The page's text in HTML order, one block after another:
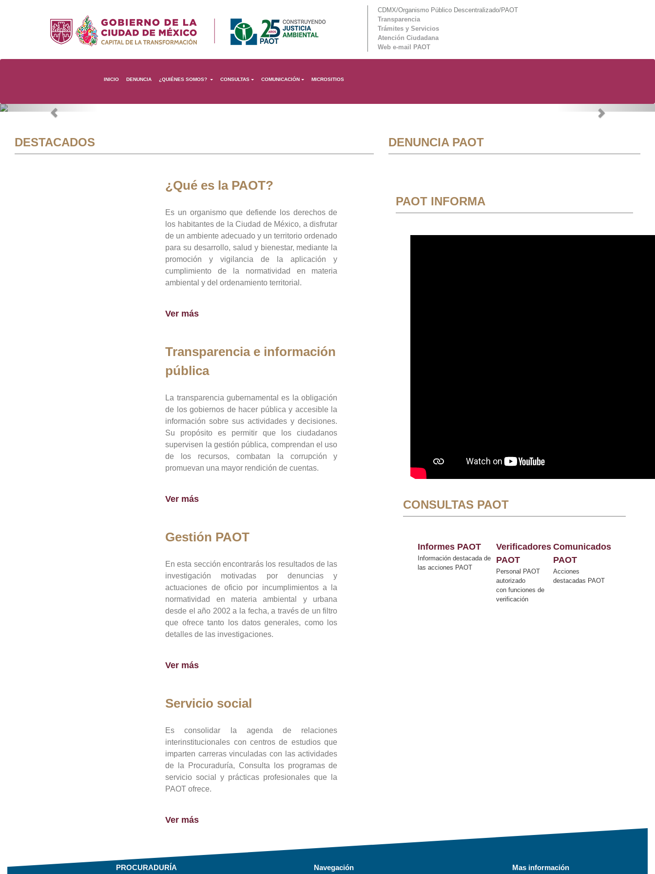
CDMX/Organismo Público Descentralizado/PAOT
Transparencia
Trámites y Servicios
Atención Ciudadana
Web e-mail PAOT
INICIO DENUNCIA ¿QUIÉNES SOMOS? CONSULTAS COMUNICACIÓN MICROSITIOS
Previous Next
DESTACADOS
¿Qué es la PAOT?
Es un organismo que defiende los derechos de
los habitantes de la Ciudad de México, a disfrutar
de un ambiente adecuado y un territorio ordenado
para su desarrollo, salud y bienestar, mediante la
promoción y vigilancia de la aplicación y
cumplimiento de la normatividad en materia
ambiental y del ordenamiento territorial.
Ver más
Transparencia e información
pública
La transparencia gubernamental es la obligación
de los gobiernos de hacer pública y accesible la
información sobre sus actividades y decisiones.
Su propósito es permitir que los ciudadanos
supervisen la gestión pública, comprendan el uso
de los recursos, combatan la corrupción y
promuevan una mayor rendición de cuentas.
Ver más
Gestión PAOT
En esta sección encontrarás los resultados de las
investigación motivadas por denuncias y
actuaciones de oficio por incumplimientos a la
normatividad en materia ambiental y urbana
desde el año 2002 a la fecha, a través de un filtro
que ofrece tanto los datos generales, como los
detalles de las investigaciones.
Ver más
Servicio social
Es consolidar la agenda de relaciones
interinstitucionales con centros de estudios que
imparten carreras vinculadas con las actividades
de la Procuraduría, Consulta los programas de
servicio social y prácticas profesionales que la
PAOT ofrece.
Ver más
DENUNCIA PAOT
PAOT INFORMA
CONSULTAS PAOT
Informes PAOT
Información destacada de
las acciones PAOT
Verificadores
PAOT
Personal PAOT
autorizado
con funciones de
verificación
Comunicados
PAOT
Acciones
destacadas PAOT
PROCURADURÍA Navegación Mas información